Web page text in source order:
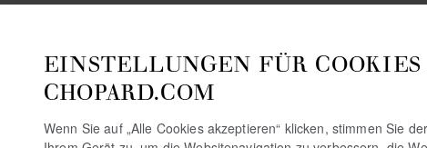
EINSTELLUNGEN FÜR COOKIES
CHOPARD.COM
Wenn Sie auf „Alle Cookies akzeptieren“ klicken, stimmen Sie